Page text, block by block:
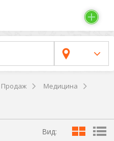
Продаж
Медицина
Вид: